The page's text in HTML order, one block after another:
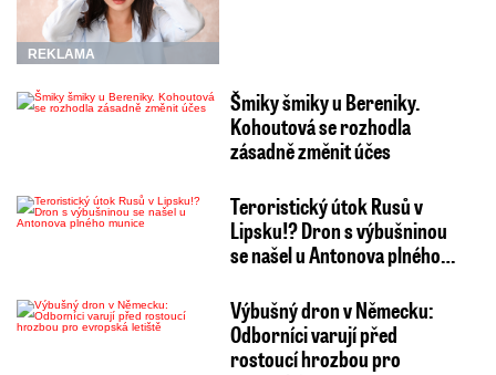
REKLAMA
Šmiky šmiky u Bereniky.
Kohoutová se rozhodla
zásadně změnit účes
Teroristický útok Rusů v
Lipsku!? Dron s výbušninou
se našel u Antonova plného…
Výbušný dron v Německu:
Odborníci varují před
rostoucí hrozbou pro